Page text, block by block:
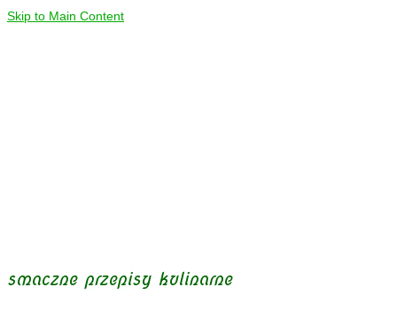
Skip to Main Content
smaczne przepisy kulinarne